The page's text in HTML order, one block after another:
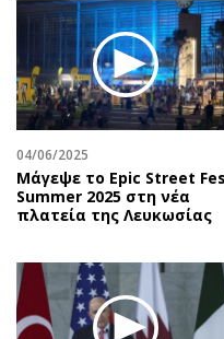
04/06/2025
Μάγεψε το Epic Street
Summer 2025 στη νέα
πλατεία της Λευκωσίας